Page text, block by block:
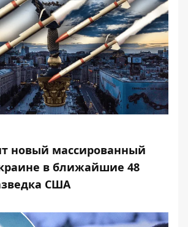
новый массированный
в ближайшие 48
США